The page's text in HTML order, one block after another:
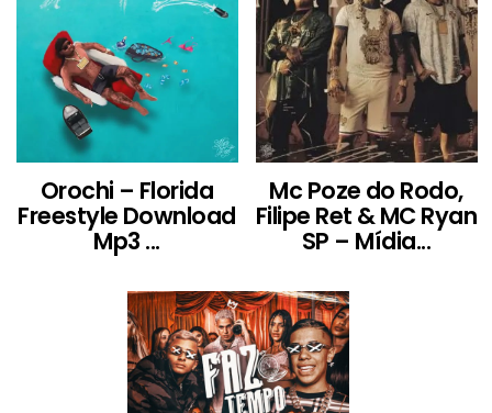
Orochi – Florida
Freestyle Download
Mp3 ...
Mc Poze do Rodo,
Filipe Ret & MC Ryan
SP – Mídia...